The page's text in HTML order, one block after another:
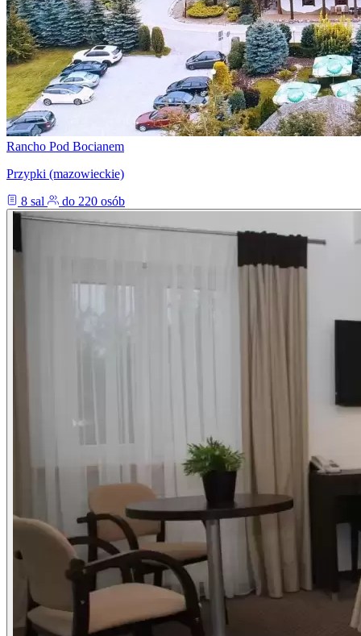
Rancho Pod Bocianem
Przypki (mazowieckie)
8 sal
do 220 osób